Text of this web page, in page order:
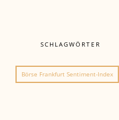
SCHLAGWÖRTER
Börse Frankfurt Sentiment-Index